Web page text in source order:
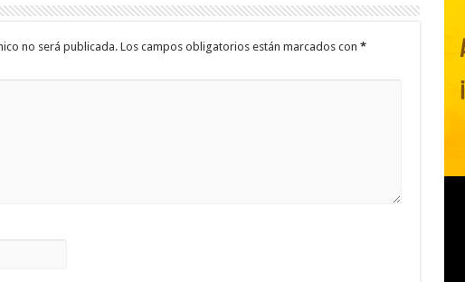
no será publicada. Los campos obligatorios están marcados con *